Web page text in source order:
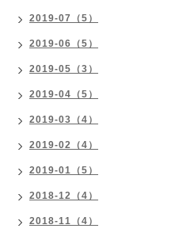
2019-07（5）
2019-06（5）
2019-05（3）
2019-04（5）
2019-03（4）
2019-02（4）
2019-01（5）
2018-12（4）
2018-11（4）